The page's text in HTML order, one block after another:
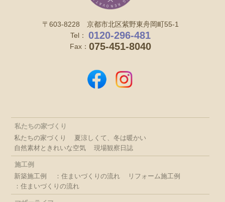
〒603-8228 京都市北区紫野東舟岡町55-1
Tel：
0120-296-481
Fax： 075-451-8040
私たちの家づくり
私たちの家づくり
夏涼しくて、冬は暖かい
自然素材ときれいな空気
現場観察日誌
施工例
新築施工例
：住まいづくりの流れ
リフォーム施工例
：住まいづくりの流れ